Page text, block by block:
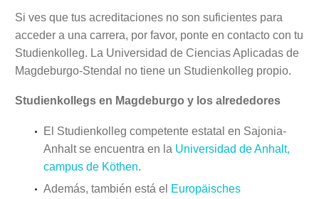
Si ves que tus acreditaciones no son suficientes para
acceder a una carrera, por favor, ponte en contacto con tu
Studienkolleg. La Universidad de Ciencias Aplicadas de
Magdeburgo-Stendal no tiene un Studienkolleg propio.
Studienkollegs en Magdeburgo y los alrededores
El Studienkolleg competente estatal en Sajonia-
Anhalt se encuentra en la Universidad de Anhalt,
campus de Köthen.
Además, también está el Europäisches